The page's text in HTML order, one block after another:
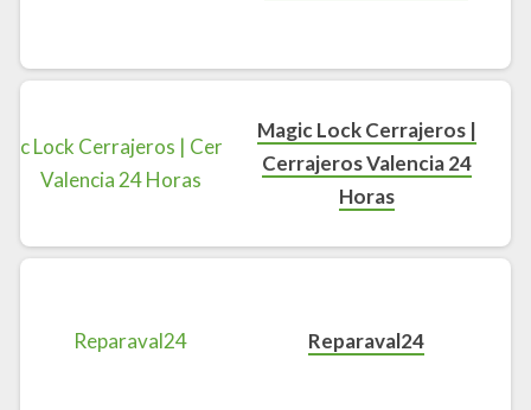
Magic Lock Cerrajeros |
Cerrajeros Valencia 24
Horas
Reparaval24